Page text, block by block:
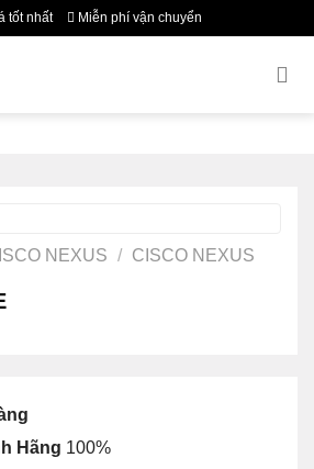
tốt nhất Miễn phí vận chuyển
NEXUS / CISCO NEXUS
Hãng 100%